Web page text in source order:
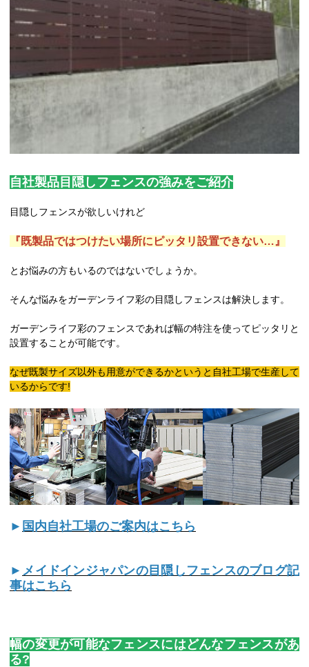
自社製品目隠しフェンスの強みをご紹介
目隠しフェンスが欲しいけれど
『既製品ではつけたい場所にピッタリ設置できない…』
とお悩みの方もいるのではないでしょうか。
そんな悩みをガーデンライフ彩の目隠しフェンスは解決します。
ガーデンライフ彩のフェンスであれば幅の特注を使ってピッタリと
設置することが可能です。
なぜ既製サイズ以外も用意ができるかというと自社工場で生産して
いるからです!
► 国内自社工場のご案内はこちら
► メイドインジャパンの目隠しフェンスのブログ記
事はこちら
幅の変更が可能なフェンスにはどんなフェンスがあ
る?